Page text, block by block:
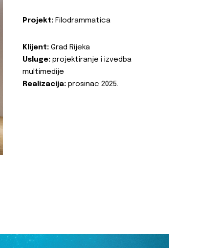
Projekt: Filodrammatica
Klijent: Grad Rijeka
Usluge: projektiranje i izvedba
multimedije
Realizacija: prosinac 2025.